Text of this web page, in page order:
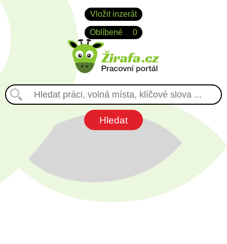
Vložit inzerát
Oblíbené 0